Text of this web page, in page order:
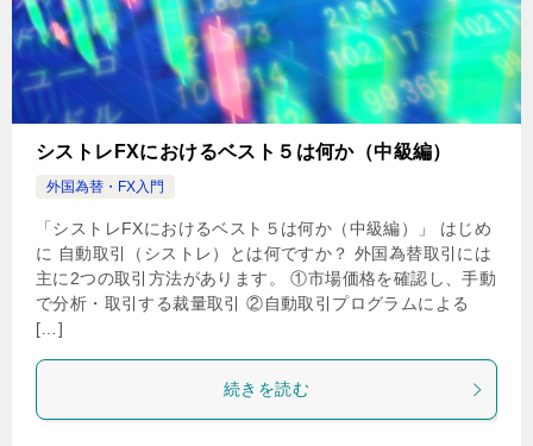
シストレFXにおけるベスト５は何か（中級編）
外国為替・FX入門
「シストレFXにおけるベスト５は何か（中級編）」 はじめ
に 自動取引（シストレ）とは何ですか？ 外国為替取引には
主に2つの取引方法があります。 ①市場価格を確認し、手動
で分析・取引する裁量取引 ②自動取引プログラムによる
[…]
続きを読む